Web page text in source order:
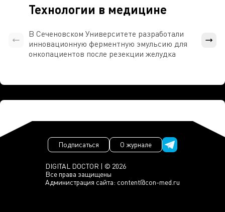
Технологии в медицине
В Сеченовском Университете разработали
инновационную ферментную эмульсию для
онкопациентов после резекции желудка
DIGITAL DOCTOR | © 2026
Все права защищены
Администрация сайта: content@con-med.ru
Подписаться О журнале